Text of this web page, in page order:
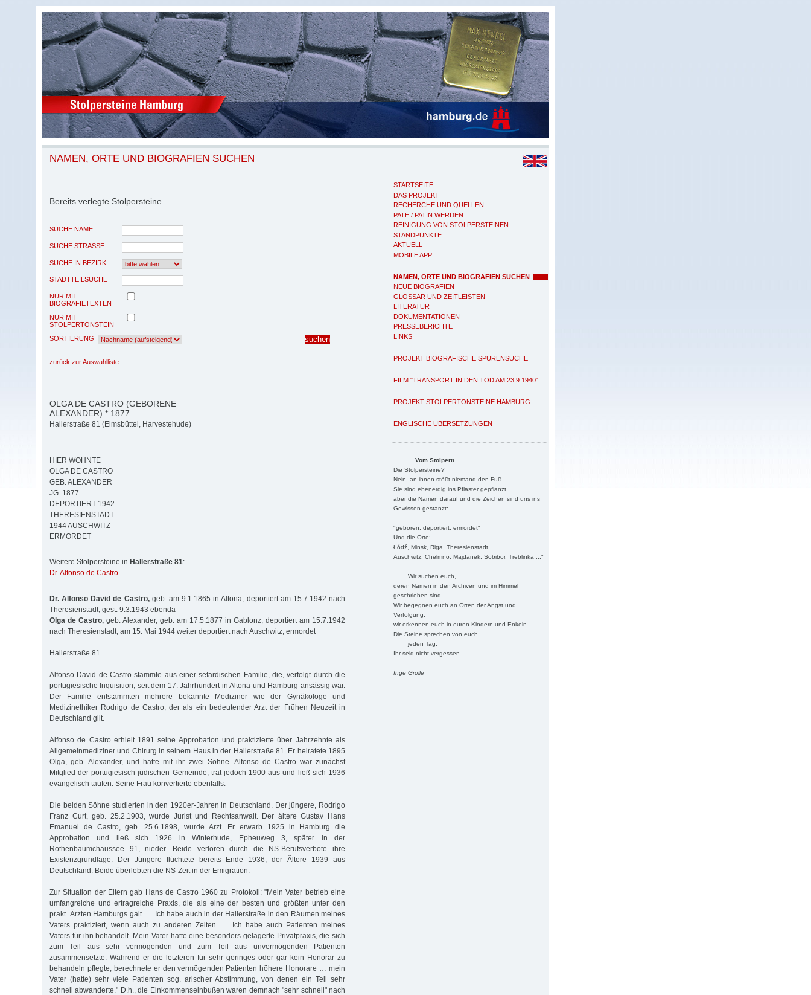
STARTSEITE
DAS PROJEKT
RECHERCHE UND QUELLEN
PATE / PATIN WERDEN
REINIGUNG VON STOLPERSTEINEN
STANDPUNKTE
AKTUELL
MOBILE APP
NAMEN, ORTE UND BIOGRAFIEN SUCHEN
NEUE BIOGRAFIEN
GLOSSAR UND ZEITLEISTEN
LITERATUR
DOKUMENTATIONEN
PRESSEBERICHTE
LINKS
PROJEKT BIOGRAFISCHE SPURENSUCHE
FILM "TRANSPORT IN DEN TOD AM 23.9.1940"
PROJEKT STOLPERTONSTEINE HAMBURG
ENGLISCHE ÜBERSETZUNGEN
Vom Stolpern
Die Stolpersteine?
Nein, an ihnen stößt niemand den Fuß
Sie sind ebenerdig ins Pflaster gepflanzt
aber die Namen darauf und die Zeichen sind uns ins
Gewissen gestanzt:
"geboren, deportiert, ermordet"
Und die Orte:
Łódź, Minsk, Riga, Theresienstadt,
Auschwitz, Chelmno, Majdanek, Sobibor, Treblinka ..."
Wir suchen euch,
deren Namen in den Archiven und im Himmel
geschrieben sind.
Wir begegnen euch an Orten der Angst und
Verfolgung,
wir erkennen euch in euren Kindern und Enkeln.
Die Steine sprechen von euch,
jeden Tag.
Ihr seid nicht vergessen.
Inge Grolle
NAMEN, ORTE UND BIOGRAFIEN SUCHEN
Bereits verlegte Stolpersteine
SUCHE NAME
SUCHE STRASSE
SUCHE IN BEZIRK
STADTTEILSUCHE
NUR MIT
BIOGRAFIETEXTEN
NUR MIT
STOLPERTONSTEIN
SORTIERUNG
zurück zur Auswahlliste
OLGA DE CASTRO (GEBORENE
ALEXANDER) * 1877
Hallerstraße 81 (Eimsbüttel, Harvestehude)
HIER WOHNTE
OLGA DE CASTRO
GEB. ALEXANDER
JG. 1877
DEPORTIERT 1942
THERESIENSTADT
1944 AUSCHWITZ
ERMORDET
Weitere Stolpersteine in Hallerstraße 81:
Dr. Alfonso de Castro
Dr. Alfonso David de Castro,geb. am 9.1.1865 in Altona, deportiert am 15.7.1942 nach
Theresienstadt, gest. 9.3.1943 ebenda
Olga de Castro, geb. Alexander, geb. am 17.5.1877 in Gablonz, deportiert am 15.7.1942
nach Theresienstadt, am 15. Mai 1944 weiter deportiert nach Auschwitz, ermordet
Hallerstraße 81
Alfonso David de Castro stammte aus einer sefardischen Familie, die, verfolgt durch die
portugiesische Inquisition, seit dem 17. Jahrhundert in Altona und Hamburg ansässig war.
Der Familie entstammten mehrere bekannte Mediziner wie der Gynäkologe und
Medizinethiker Rodrigo de Castro, der als ein bedeutender Arzt der Frühen Neuzeit in
Deutschland gilt.
Alfonso de Castro erhielt 1891 seine Approbation und praktizierte über Jahrzehnte als
Allgemeinmediziner und Chirurg in seinem Haus in der Hallerstraße 81. Er heiratete 1895
Olga, geb. Alexander, und hatte mit ihr zwei Söhne. Alfonso de Castro war zunächst
Mitglied der portugiesisch-jüdischen Gemeinde, trat jedoch 1900 aus und ließ sich 1936
evangelisch taufen. Seine Frau konvertierte ebenfalls.
Die beiden Söhne studierten in den 1920er-Jahren in Deutschland. Der jüngere, Rodrigo
Franz Curt, geb. 25.2.1903, wurde Jurist und Rechtsanwalt. Der ältere Gustav Hans
Emanuel de Castro, geb. 25.6.1898, wurde Arzt. Er erwarb 1925 in Hamburg die
Approbation und ließ sich 1926 in Winterhude, Epheuweg 3, später in der
Rothenbaumchaussee 91, nieder. Beide verloren durch die NS-Berufsverbote ihre
Existenzgrundlage. Der Jüngere flüchtete bereits Ende 1936, der Ältere 1939 aus
Deutschland. Beide überlebten die NS-Zeit in der Emigration.
Zur Situation der Eltern gab Hans de Castro 1960 zu Protokoll: "Mein Vater betrieb eine
umfangreiche und ertragreiche Praxis, die als eine der besten und größten unter den
prakt. Ärzten Hamburgs galt. … Ich habe auch in der Hallerstraße in den Räumen meines
Vaters praktiziert, wenn auch zu anderen Zeiten. … Ich habe auch Patienten meines
Vaters für ihn behandelt. Mein Vater hatte eine besonders gelagerte Privatpraxis, die sich
zum Teil aus sehr vermögenden und zum Teil aus unvermögenden Patienten
zusammensetzte. Während er die letzteren für sehr geringes oder gar kein Honorar zu
behandeln pflegte, berechnete er den vermögenden Patienten höhere Honorare … mein
Vater (hatte) sehr viele Patienten sog. arischer Abstimmung, von denen ein Teil sehr
schnell abwanderte." D.h., die Einkommenseinbußen waren demnach "sehr schnell" nach